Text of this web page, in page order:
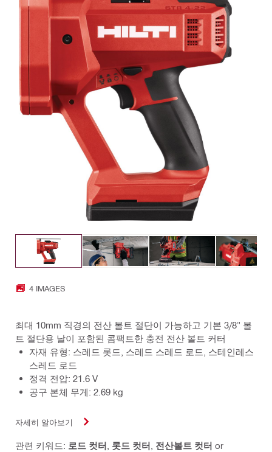
4 IMAGES
최대 10mm 직경의 전산 볼트 절단이 가능하고 기본 3/8" 볼
트 절단용 날이 포함된 콤팩트한 충전 전산 볼트 커터
자재 유형: 스레드 롯드, 스레드 스레드 로드, 스테인레스
스레드 로드
정격 전압: 21.6 V
공구 본체 무게: 2.69 kg
자세히 알아보기
관련 키워드: 로드 컷터 롯드 컷터 전산볼트 컷터 or